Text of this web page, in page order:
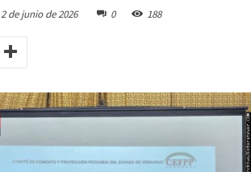
2 de junio de 2026 0 188